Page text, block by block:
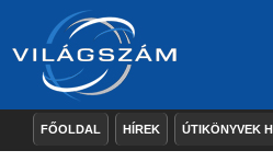
FŐOLDAL HÍREK ÚTIKÖNYVEK